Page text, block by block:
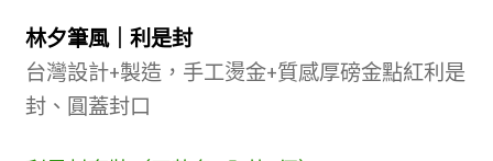
林夕筆風｜利是封
台灣設計+製造，手工燙金+質感厚磅金點紅利是
封、圓蓋封口